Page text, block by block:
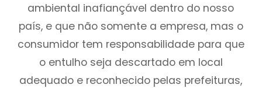
ambiental inafiançável dentro do nosso
país, e que não somente a empresa, mas o
consumidor tem responsabilidade para que
o entulho seja descartado em local
adequado e reconhecido pelas prefeituras,